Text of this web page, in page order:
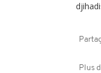
Plus